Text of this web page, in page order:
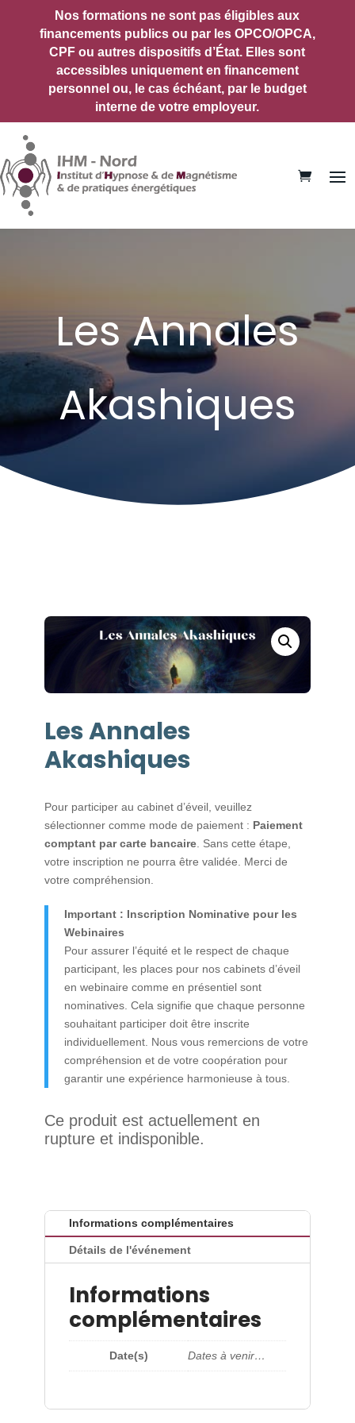
Nos formations ne sont pas éligibles aux
financements publics ou par les OPCO/OPCA,
CPF ou autres dispositifs d’État. Elles sont
accessibles uniquement en financement
personnel ou, le cas échéant, par le budget
interne de votre employeur.
Les Annales
Akashiques
Les Annales
Akashiques
Pour participer au cabinet d’éveil, veuillez
sélectionner comme mode de paiement : Paiement
comptant par carte bancaire . Sans cette étape,
votre inscription ne pourra être validée. Merci de
votre compréhension.
Important : Inscription Nominative pour les
Webinaires
Pour assurer l’équité et le respect de chaque
participant, les places pour nos cabinets d’éveil
en webinaire comme en présentiel sont
nominatives. Cela signifie que chaque personne
souhaitant participer doit être inscrite
individuellement. Nous vous remercions de votre
compréhension et de votre coopération pour
garantir une expérience harmonieuse à tous.
Ce produit est actuellement en
rupture et indisponible.
Informations complémentaires
Détails de l'événement
Informations
complémentaires
Date(s) Dates à venir…